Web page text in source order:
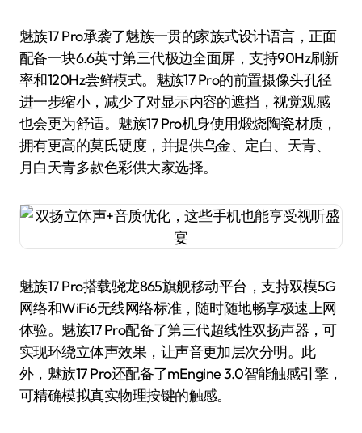
魅族17 Pro承袭了魅族一贯的家族式设计语言，正面
配备一块6.6英寸第三代极边全面屏，支持90Hz刷新
率和120Hz尝鲜模式。魅族17 Pro的前置摄像头孔径
进一步缩小，减少了对显示内容的遮挡，视觉观感
也会更为舒适。魅族17 Pro机身使用煅烧陶瓷材质，
拥有更高的莫氏硬度，并提供乌金、定白、天青、
月白天青多款色彩供大家选择。
魅族17 Pro搭载骁龙865旗舰移动平台，支持双模5G
网络和WiFi6无线网络标准，随时随地畅享极速上网
体验。魅族17 Pro配备了第三代超线性双扬声器，可
实现环绕立体声效果，让声音更加层次分明。此
外，魅族17 Pro还配备了mEngine 3.0智能触感引擎，
可精确模拟真实物理按键的触感。